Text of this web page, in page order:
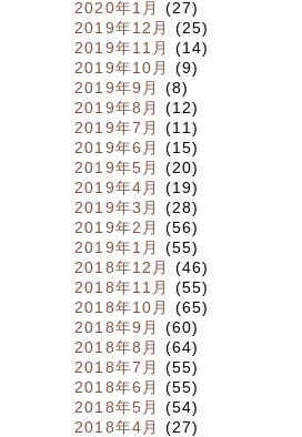
2020年1月
(27)
2019年12月
(25)
2019年11月
(14)
2019年10月
(9)
2019年9月
(8)
2019年8月
(12)
2019年7月
(11)
2019年6月
(15)
2019年5月
(20)
2019年4月
(19)
2019年3月
(28)
2019年2月
(56)
2019年1月
(55)
2018年12月
(46)
2018年11月
(55)
2018年10月
(65)
2018年9月
(60)
2018年8月
(64)
2018年7月
(55)
2018年6月
(55)
2018年5月
(54)
2018年4月
(27)